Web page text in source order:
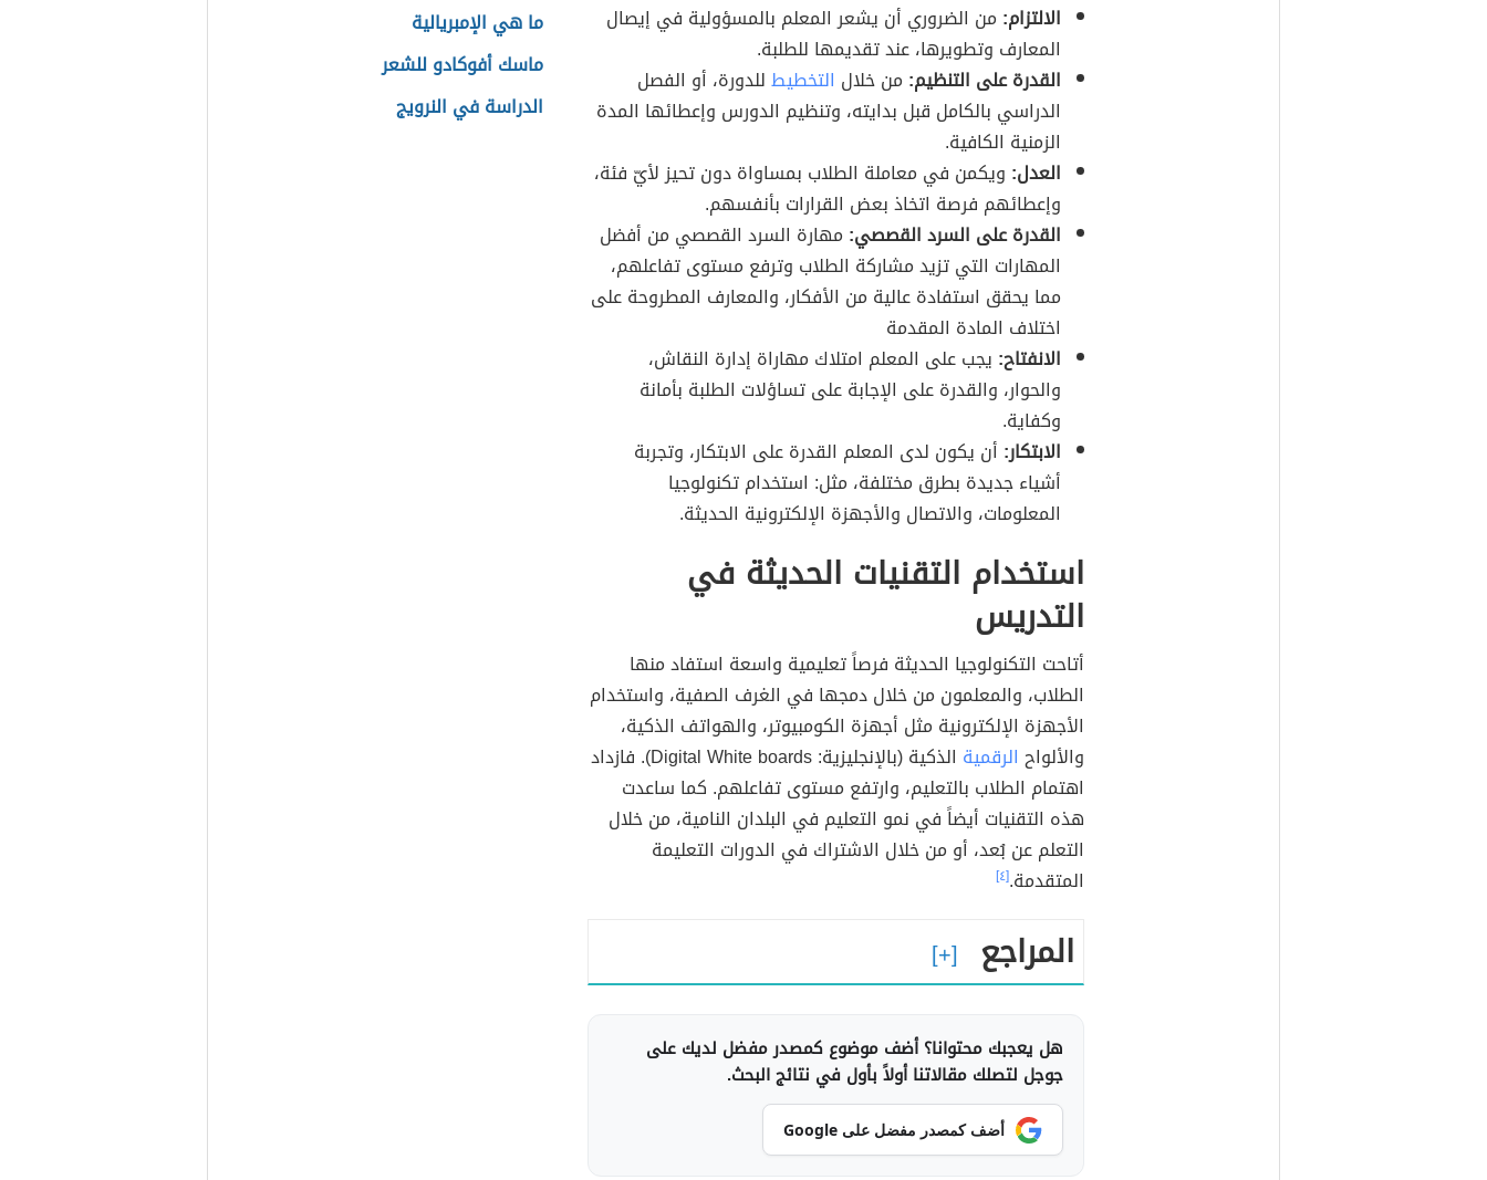
الالتزام: من الضروري أن يشعر المعلم بالمسؤولية في إيصال
المعارف وتطويرها، عند تقديمها للطلبة.
القدرة على التنظيم: من خلال التخطيطللدورة، أو الفصل
الدراسي بالكامل قبل بدايته، وتنظيم الدورس وإعطائها المدة
الزمنية الكافية.
العدل: ويكمن في معاملة الطلاب بمساواة دون تحيز لأيّ فئة،
وإعطائهم فرصة اتخاذ بعض القرارات بأنفسهم.
القدرة على السرد القصصي: مهارة السرد القصصي من أفضل
المهارات التي تزيد مشاركة الطلاب وترفع مستوى تفاعلهم،
مما يحقق استفادة عالية من الأفكار، والمعارف المطروحة على
اختلاف المادة المقدمة
الانفتاح: يجب على المعلم امتلاك مهاراة إدارة النقاش،
والحوار، والقدرة على الإجابة على تساؤلات الطلبة بأمانة
وكفاية.
الابتكار: أن يكون لدى المعلم القدرة على الابتكار، وتجربة
أشياء جديدة بطرق مختلفة، مثل: استخدام تكنولوجيا
المعلومات، والاتصال والأجهزة الإلكترونية الحديثة.
استخدام التقنيات الحديثة في
التدريس
أتاحت التكنولوجيا الحديثة فرصاً تعليمية واسعة استفاد منها
الطلاب، والمعلمون من خلال دمجها في الغرف الصفية، واستخدام
الأجهزة الإلكترونية مثل أجهزة الكومبيوتر، والهواتف الذكية،
والألواح الرقمية
الذكية (بالإنجليزية: Digital White boards). فازداد
اهتمام الطلاب بالتعليم، وارتفع مستوى تفاعلهم. كما ساعدت
هذه التقنيات أيضاً في نمو التعليم في البلدان النامية، من خلال
التعلم عن بُعد، أو من خلال الاشتراك في الدورات التعليمة
المتقدمة.[٤]
المراجع
هل يعجبك محتوانا؟ أضف موضوع كمصدر مفضل لديك على
جوجل لتصلك مقالاتنا أولاً بأول في نتائج البحث.
أضف كمصدر مفضل على Google
ما هي الإمبريالية
ماسك أفوكادو للشعر
الدراسة في النرويج